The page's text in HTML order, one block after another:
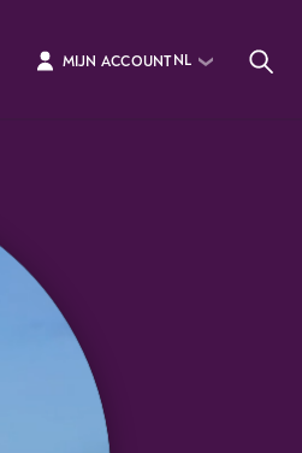
MIJN ACCOUNTNL